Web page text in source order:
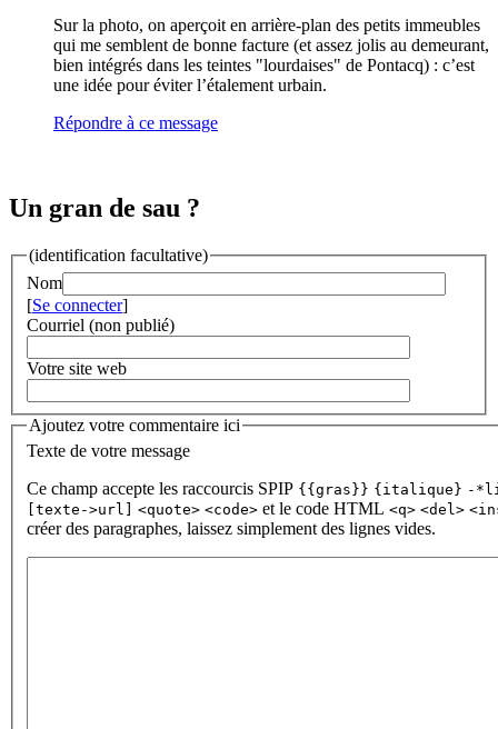
Sur la photo, on aperçoit en arrière-plan des petits immeubles
qui me semblent de bonne facture (et assez jolis au demeurant,
bien intégrés dans les teintes "lourdaises" de Pontacq) : c’est
une idée pour éviter l’étalement urbain.
Répondre à ce message
Un gran de sau ?
(identification facultative)
Nom
[Se connecter]
Courriel (non publié)
Votre site web
Ajoutez votre commentaire ici
Texte de votre message
Ce champ accepte les raccourcis SPIP {{gras}} {italique} -
[texte->url]
<quote> <code> et le code HTML <q> <del>
créer des paragraphes, laissez simplement des lignes vides.